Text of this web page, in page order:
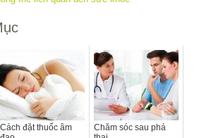
Cách đặt thuốc âm
Chăm sóc sau phá